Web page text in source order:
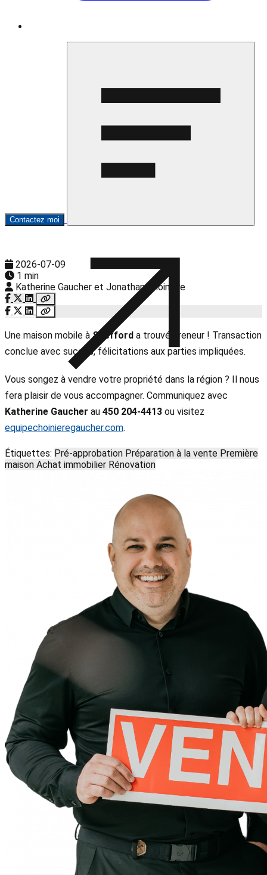
Contactez moi
2026-07-09
1 min
Katherine Gaucher et Jonathan Choinière
Une maison mobile àShefford a trouvé preneur ! Transaction
conclue avec succès, félicitations aux parties impliquées.
Vous songez à vendre votre propriété dans la région ? Il nous
fera plaisir de vous accompagner. Communiquez avec
Katherine Gaucher au 450 204-4413 ou visitez
equipechoinieregaucher.com.
Étiquettes: Pré-approbation Préparation à la vente Première
maison Achat immobilier Rénovation